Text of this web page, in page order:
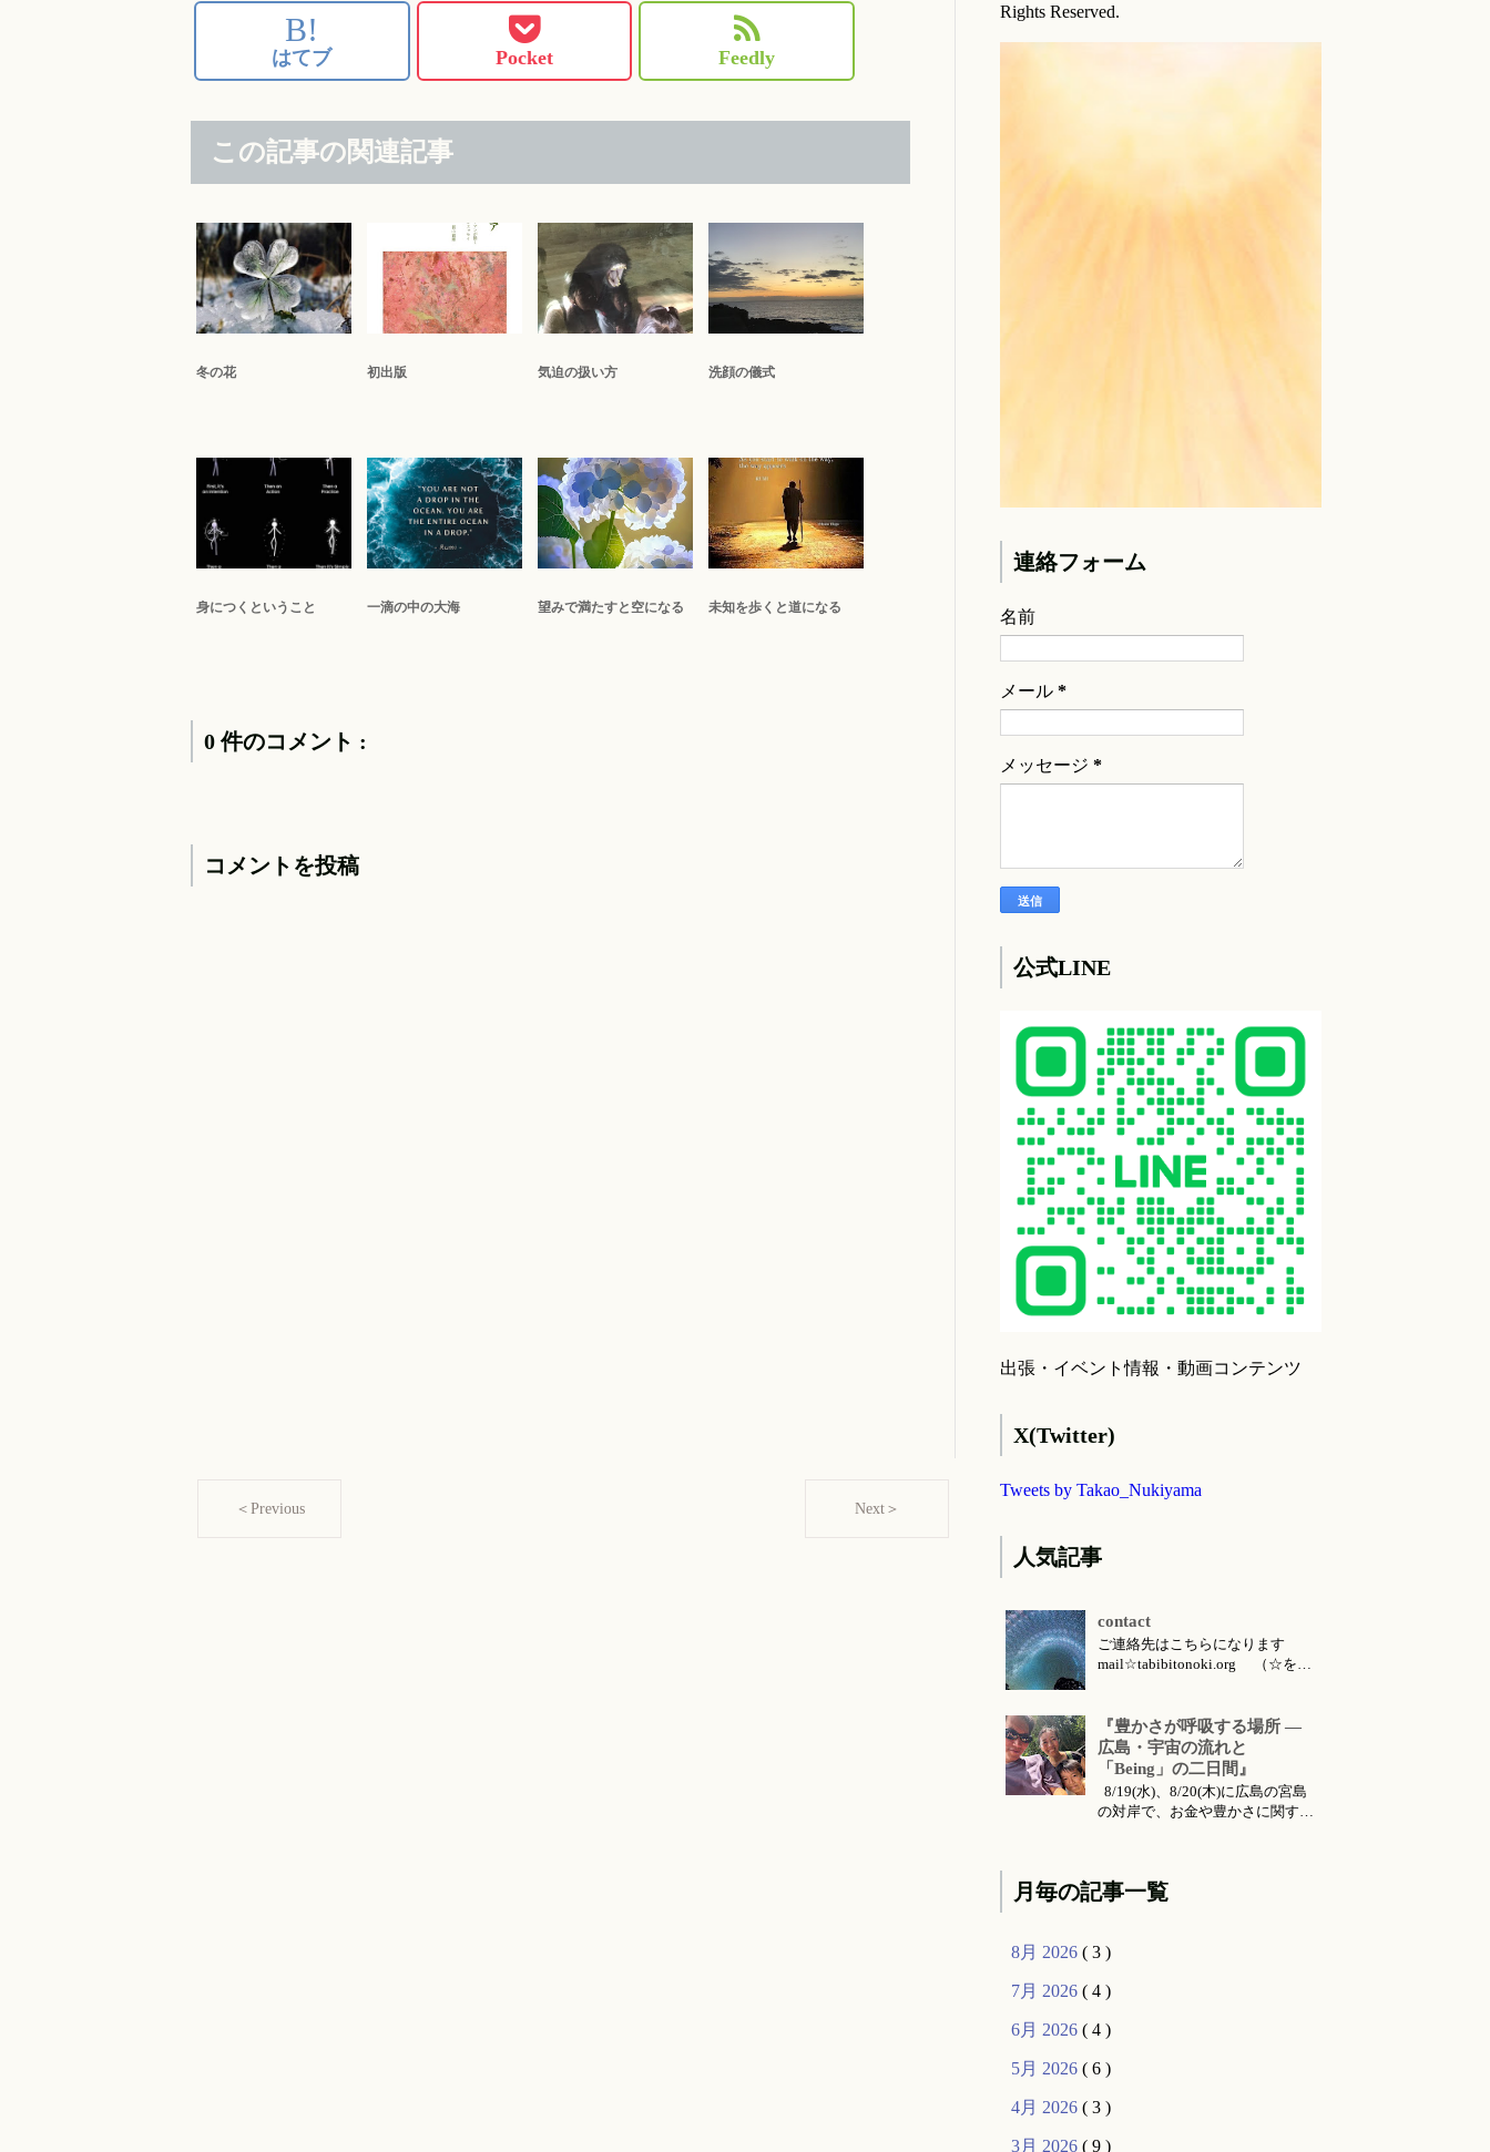
B!
はてブ Pocket Feedly
この記事の関連記事
冬の花 初出版 気迫の扱い方 洗顔の儀式
身につくということ 一滴の中の大海 望みで満たすと空になる 未知を歩くと道になる
0 件のコメント :
コメントを投稿
＜Previous Next＞
Rights Reserved.
連絡フォーム
名前
メール *
メッセージ *
公式LINE
出張・イベント情報・動画コンテンツ
X(Twitter)
Tweets by Takao_Nukiyama
人気記事
contact
ご連絡先はこちらになります
mail☆tabibitonoki.org （☆を@
こちらです 今月のイベント・ワ
ークショップ・セッション・リト
リート・出張情報等 対面セッシ
ョン所要時間・場所 セッション
メニ...
『豊かさが呼吸する場所 ―
広島・宇宙の流れと
「Being」の二日間』
8/19(水)、8/20(木)に広島の宮島
の対岸で、お金や豊かさに関する
かさ・宇宙の流れ〜』 のお話の
ンツとして購入可能です...
月毎の記事一覧
8月 2026 ( 3 )
7月 2026 ( 4 )
6月 2026 ( 4 )
5月 2026 ( 6 )
4月 2026 ( 3 )
3月 2026 ( 9 )